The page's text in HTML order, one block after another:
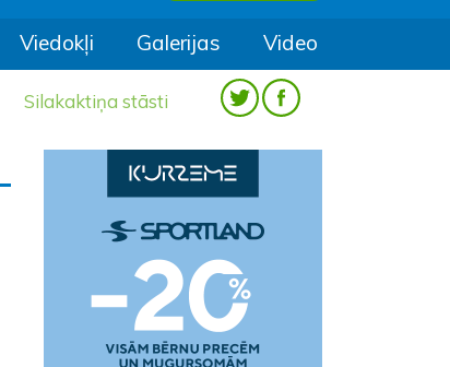
Viedokļi Galerijas Video
Silakaktiņa stāsti